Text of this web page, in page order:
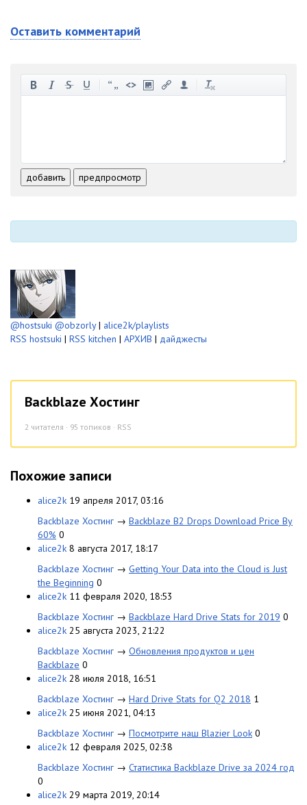
Оставить комментарий
-
-
-
добавить предпросмотр
@hostsuki @obzorly| alice2k/playlists
RSS hostsuki | RSS kitchen | АРХИВ | дайджесты
Backblaze Хостинг
2 читателя · 95 топиков · RSS
Похожие записи
alice2k 19 апреля 2017, 03:16
Backblaze Хостинг → Backblaze B2 Drops Download Price By
60% 0
alice2k 8 августа 2017, 18:17
Backblaze Хостинг → Getting Your Data into the Cloud is Just
the Beginning 0
alice2k 11 февраля 2020, 18:53
Backblaze Хостинг → Backblaze Hard Drive Stats for 2019 0
alice2k 25 августа 2023, 21:22
Backblaze Хостинг → Обновления продуктов и цен
Backblaze 0
alice2k 28 июля 2018, 16:51
Backblaze Хостинг → Hard Drive Stats for Q2 2018 1
alice2k 25 июня 2021, 04:13
Backblaze Хостинг → Посмотрите наш Blazier Look 0
alice2k 12 февраля 2025, 02:38
Backblaze Хостинг → Статистика Backblaze Drive за 2024 год
0
alice2k 29 марта 2019, 20:14